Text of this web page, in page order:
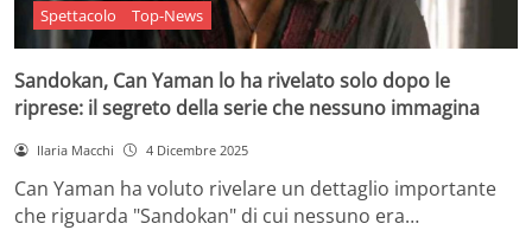
Spettacolo Top-News
Sandokan, Can Yaman lo ha rivelato solo dopo le
riprese: il segreto della serie che nessuno immagina
Ilaria Macchi 4 Dicembre 2025
Can Yaman ha voluto rivelare un dettaglio importante
che riguarda "Sandokan" di cui nessuno era…